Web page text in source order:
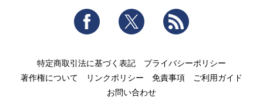
Facebook Twitter
特定商取引法に基づく表記
プライバシーポリシー
著作権について
リンクポリシー 免責事項
ご利用ガイド
お問い合わせ